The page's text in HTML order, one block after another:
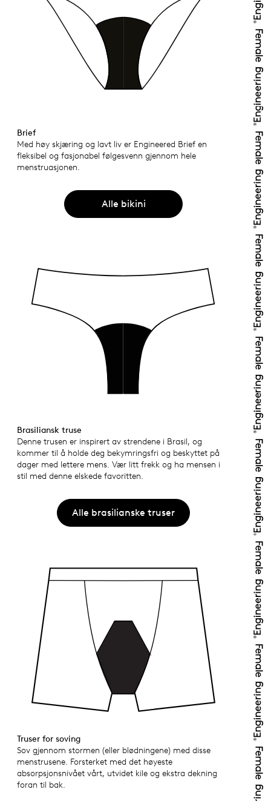
Brief
Med høy skjæring og lavt liv er Engineered Brief en
fleksibel og fasjonabel følgesvenn gjennom hele
menstruasjonen.
Alle bikini
Brasiliansk truse
Denne trusen er inspirert av strendene i Brasil, og
kommer til å holde deg bekymringsfri og beskyttet på
dager med lettere mens. Vær litt frekk og ha mensen i
stil med denne elskede favoritten.
Alle brasilianske truser
Truser for soving
Sov gjennom stormen (eller blødningene) med disse
menstrusene. Forsterket med det høyeste
absorpsjonsnivået vårt, utvidet kile og ekstra dekning
foran til bak.